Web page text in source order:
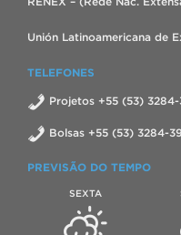
Unión Latinoamericana de
TELEFONES
Projetos +55 (53)
Bolsas +55 (53) 3284-
PREVISÃO DO TEMPO
SEXTA